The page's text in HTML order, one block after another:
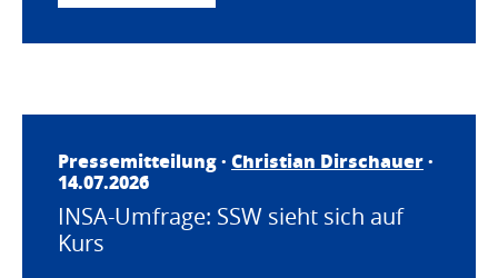
Pressemitteilung · Christian Dirschauer·
14.07.2026
INSA-Umfrage: SSW sieht sich auf
Kurs